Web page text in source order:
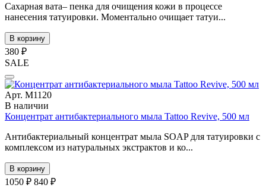
Сахарная вата– пенка для очищения кожи в процессе
нанесения татуировки. Моментально очищает татуи...
В корзину
380 ₽
SALE
Арт. М1120
В наличии
Концентрат антибактериального мыла Tattoo Revive, 500 мл
Антибактериальный концентрат мыла SOAP для татуировки с
комплексом из натуральных экстрактов и ко...
В корзину
1050 ₽ 840 ₽